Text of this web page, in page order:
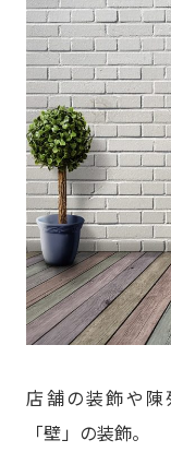
店舗の装飾や
「壁」の装飾。